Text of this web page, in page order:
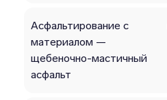
Асфальтирование с
материалом —
щебеночно-мастичный
асфальт